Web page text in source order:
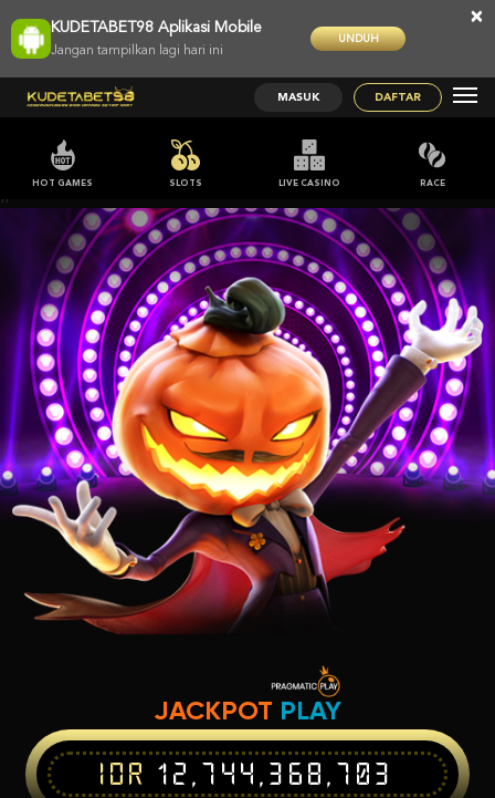
;;
KUDETABET98 Aplikasi Mobile
Jangan tampilkan lagi hari ini
UNDUH
×
MASUK DAFTAR
HOT GAMES SLOTS LIVE CASINO RACE
JACKPOT PLAY
IDR 12,744,368,703